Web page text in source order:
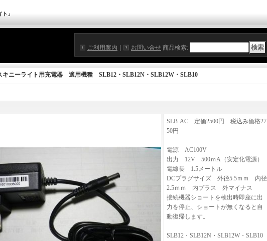
」
ご利用案内 お問い合せ 商品検索:
キニーライト用充電器 適用機種 SLB12・SLB12N・SLB12W・SLB10
SLB-AC 定価2500円 税込み価格27
50円
電源 AC100V
出力 12V 500ｍA（安定化電源）
電線長 1.5メートル
DCプラグサイズ 外径5.5ｍｍ 内径
2.5ｍｍ 内プラス 外マイナス
接続機器ショートを検出時即座に出
力を停止、ショートが無くなると自
動復帰します。
SLB12・SLB12N・SLB12W・SLB10